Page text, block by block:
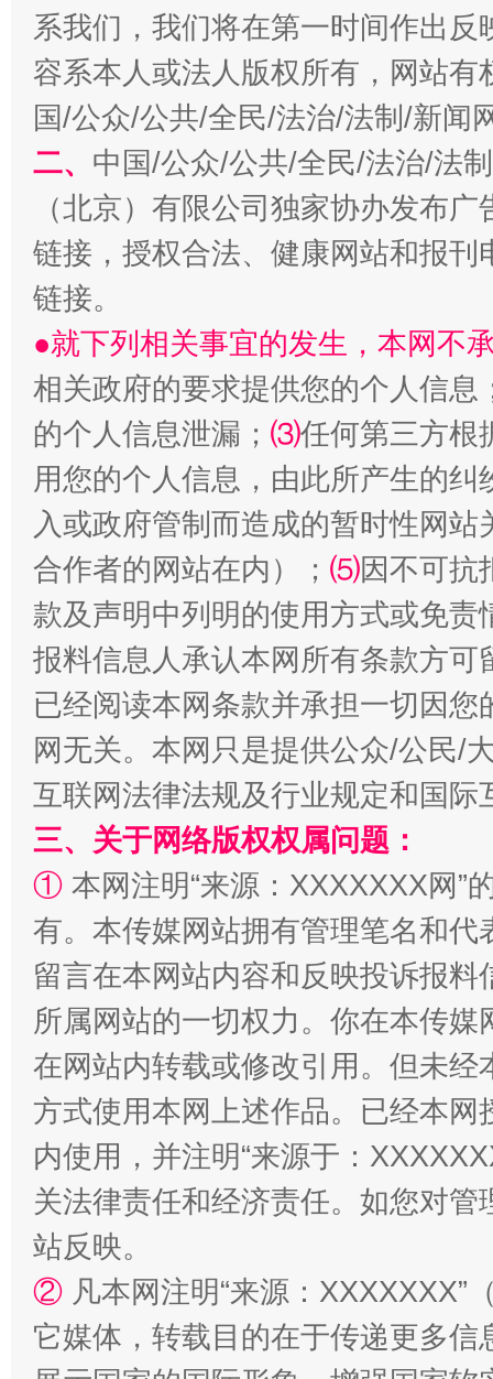
习近平的博鳌关键词
“刷贴”乱象丛生
生
揭批美国五大"原罪" "炒
解纷+调解+退费，一次搞定
站台名比不上好声名
系我们，我们将在第一时间作出
容系本人或法人版权所有，网站
国/公众/公共/全民/法治/法制/新闻
二、 中国/公众/公共/全民/法治/法
（北京）有限公司独家协办发布
链接，授权合法、健康网站和报
链接。
●就下列相关事宜的发生，本网不
相关政府的要求提供您的个人信息
的个人信息泄漏； ⑶任何第三方根
用您的个人信息，由此所产生的纠
入或政府管制而造成的暂时性网
合作者的网站在内）； ⑸因不可抗
款及声明中列明的使用方式或免责
报料信息人承认本网所有条款方
已经阅读本网条款并承担一切因
网无关。本网只是提供公众/公民/
互联网法律法规及行业规定和国
三、关于网络版权权属问题：
① 本网注明“来源：XXXXXXX网”
有。本传媒网站拥有管理笔名和
留言在本网站内容和反映投诉报
所属网站的一切权力。你在本传
在网站内转载或修改引用。但未
方式使用本网上述作品。已经本
内使用，并注明“来源于：
关法律责任和经济责任。如您对
站反映。
② 凡本网注明“来源：
它媒体，转载目的在于传递更多